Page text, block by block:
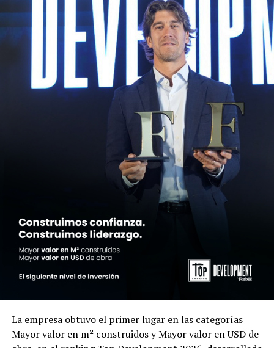
La empresa obtuvo el primer lugar en las categorías
Mayor valor en m² construidos y Mayor valor en USD de